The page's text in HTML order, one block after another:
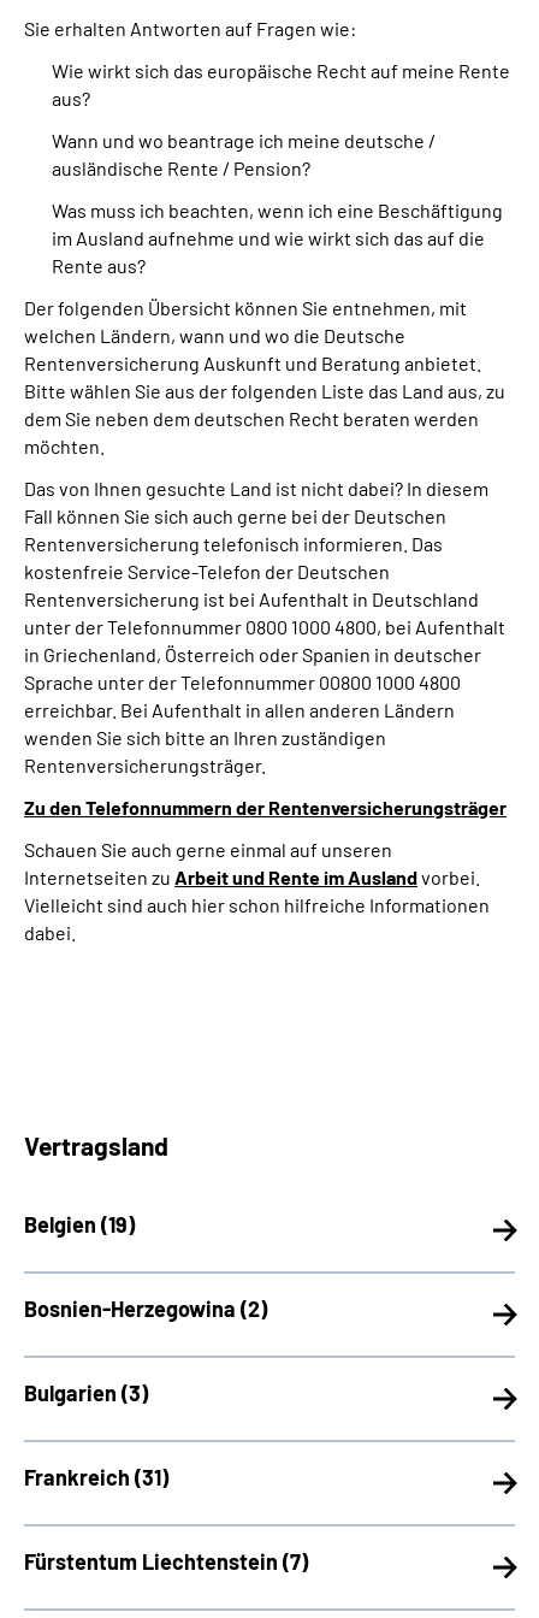
Leichte Sprache
Mein Kundenportal
Sie erhalten Antworten auf Fragen wie:
Wie wirkt sich das europäische Recht auf meine Rente
aus?
Wann und wo beantrage ich meine deutsche /
ausländische Rente / Pension?
Was muss ich beachten, wenn ich eine Beschäftigung
im Ausland aufnehme und wie wirkt sich das auf die
Rente aus?
Der folgenden Übersicht können Sie entnehmen, mit
welchen Ländern, wann und wo die Deutsche
Rentenversicherung Auskunft und Beratung anbietet.
Bitte wählen Sie aus der folgenden Liste das Land aus, zu
dem Sie neben dem deutschen Recht beraten werden
möchten.
Das von Ihnen gesuchte Land ist nicht dabei? In diesem
Fall können Sie sich auch gerne bei der Deutschen
Rentenversicherung telefonisch informieren. Das
kostenfreie Service-Telefon der Deutschen
Rentenversicherung ist bei Aufenthalt in Deutschland
unter der Telefonnummer 0800 1000 4800, bei Aufenthalt
in Griechenland, Österreich oder Spanien in deutscher
Sprache unter der Telefonnummer 00800 1000 4800
erreichbar. Bei Aufenthalt in allen anderen Ländern
wenden Sie sich bitte an Ihren zuständigen
Rentenversicherungsträger.
Zu den Telefonnummern der Rentenversicherungsträger
Schauen Sie auch gerne einmal auf unseren
Internetseiten zu Arbeit und Rente im Auslandvorbei.
Vielleicht sind auch hier schon hilfreiche Informationen
dabei.
Vertragsland
Belgien (19)
Bosnien-Herzegowina (2)
Bulgarien (3)
Frankreich (31)
Fürstentum Liechtenstein (7)